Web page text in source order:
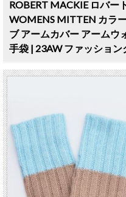
ROBERT MACKIE ロバー
WOMENS MITTEN カラ
ブ アームカバー アームウ
手袋 | 23AW ファッション